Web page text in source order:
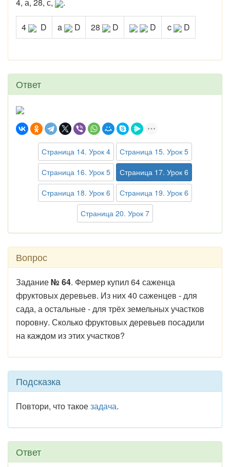
4 D a D 28 D D c D
Ответ
Страница 14. Урок 4
Страница 15. Урок 5
Страница 16. Урок 5
Страница 17. Урок 6
Страница 18. Урок 6
Страница 19. Урок 6
Страница 20. Урок 7
Вопрос
Задание№ 64. Фермер купил 64 саженца
фруктовых деревьев. Из них 40 саженцев - для
сада, а остальные - для трёх земельных участков
поровну. Сколько фруктовых деревьев посадили
на каждом из этих участков?
Подсказка
Повтори, что такоезадача.
Ответ